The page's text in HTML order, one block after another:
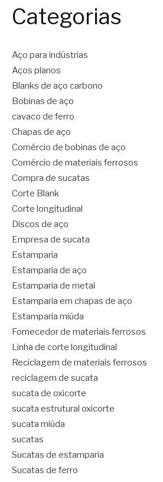
Categorias
Aço para indústrias
Aços planos
Blanks de aço carbono
Bobinas de aço
cavaco de ferro
Chapas de aço
Comércio de bobinas de aço
Comércio de materiais ferrosos
Compra de sucatas
Corte Blank
Corte longitudinal
Discos de aço
Empresa de sucata
Estamparia
Estamparia de aço
Estamparia de metal
Estamparia em chapas de aço
Estamparia miúda
Fornecedor de materiais ferrosos
Linha de corte longitudinal
Reciclagem de materiais ferrosos
reciclagem de sucata
sucata de oxicorte
sucata estrutural oxicorte
sucata miúda
sucatas
Sucatas de estamparia
Sucatas de ferro